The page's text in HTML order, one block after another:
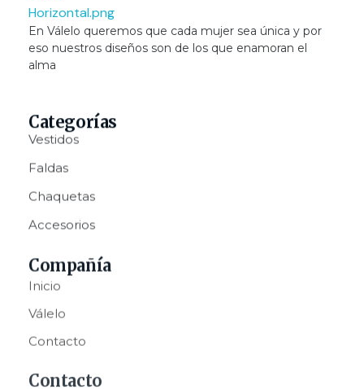
Valelo Madrid
Shop
En Válelo queremos que cada mujer sea única y por
eso nuestros diseños son de los que enamoran el
alma
Categorías
Vestidos
Faldas
Chaquetas
Accesorios
Compañía
Inicio
Válelo
Contacto
Contacto